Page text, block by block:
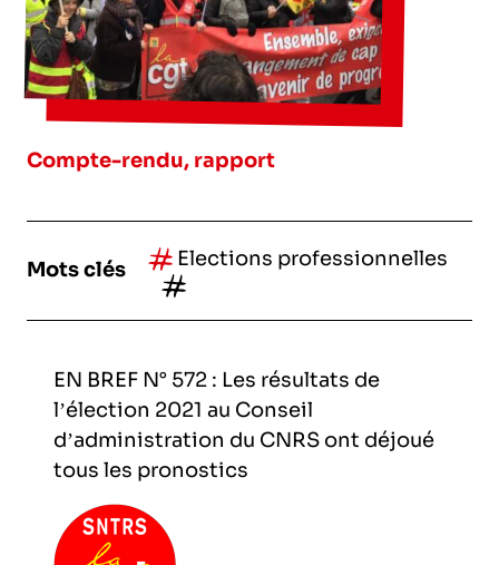
l’exploitation de la mer
Compte-rendu, rapport
Mots clés Elections professionnelles
EN BREF N° 572 : Les résultats de
l’élection 2021 au Conseil
d’administration du CNRS ont déjoué
tous les pronostics